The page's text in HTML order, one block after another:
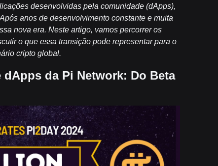
desenvolvidas pela comunidade (dApps),
anos de desenvolvimento constante e muita
nova era. Neste artigo, vamos percorrer os
o que essa transição pode representar para o
cripto global.
da Pi Network: Do Beta